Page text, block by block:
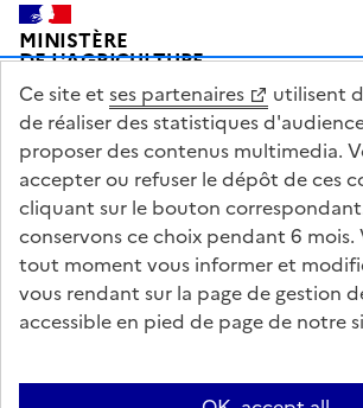
Pied de page
MINISTÈRE
DE L'AGRICULTURE
DE L'AGRO-ALIMENTAIRE
ET DE LA SOUVERAINETÉ
ALIMENTAIRE
legifrance.gouv.fr
info.gouv.fr
service-public.gouv.fr
data.gouv.fr
Questions fréquentes / Contacts
Informations
Ce site et ses partenaires
utilisent
de réaliser des statistiques
proposer des contenus multimedia.
accepter ou refuser le dépôt de ces
cliquant sur le bouton
conservons ce choix pendant 6 mois.
tout moment vous informer et
vous rendant sur la page de gestion
accessible en pied de page de notre